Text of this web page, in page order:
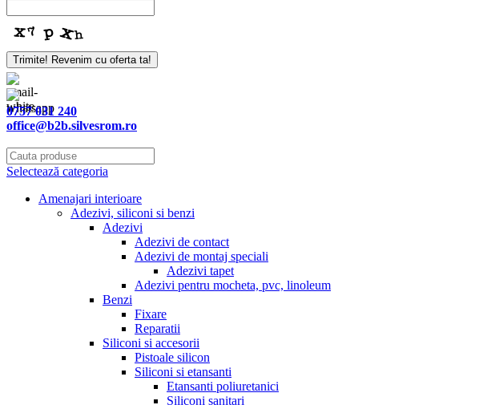
Trimite! Revenim cu oferta ta!
0757 031 240
office@b2b.silvesrom.ro
Selectează categoria
Amenajari interioare
Adezivi, siliconi si benzi
Adezivi
Adezivi de contact
Adezivi de montaj speciali
Adezivi tapet
Adezivi pentru mocheta, pvc, linoleum
Benzi
Fixare
Reparatii
Siliconi si accesorii
Pistoale silicon
Siliconi si etansanti
Etansanti poliuretanici
Siliconi sanitari